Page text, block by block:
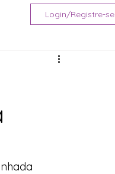
Login/Registre-se